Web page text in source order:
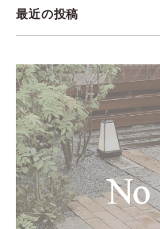
最近の投稿